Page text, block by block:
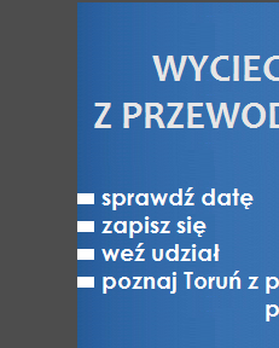
jego powstaniu,
polska osada
Nieszawą lub
groźną konkurencję
kupiectwa
roku było
Nieszawy w